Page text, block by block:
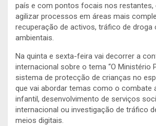
país e com pontos focais nos restantes,
agilizar processos em áreas mais
recuperação de activos, tráfico de droga
ambientais.
Na quinta e sexta-feira vai decorrer a
internacional sobre o tema “O Ministério
sistema de protecção de crianças no
que vai abordar temas como o combate
infantil, desenvolvimento de serviços
internacional ou investigação de tráfico
meios digitais.